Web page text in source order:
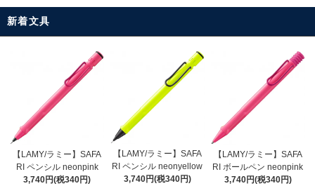
新着文具
【LAMY/ラミー】SAFA
RI ペンシル neonpink
3,740円(税340円)
【LAMY/ラミー】SAFA
RI ペンシル neonyellow
3,740円(税340円)
【LAMY/ラミー】SAFA
RI ボールペン neonpink
3,740円(税340円)